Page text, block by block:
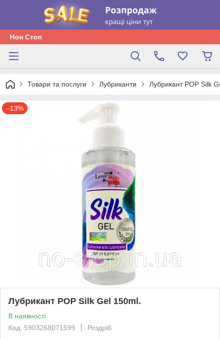
Нон Стоп
Товари та послуги Лубриканти Лубрикант POP Silk
–13%
Лубрикант POP Silk Gel 150ml.
В наявності
Код: 5903268071599
Роздріб